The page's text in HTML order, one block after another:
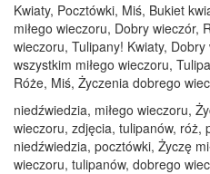
Kwiaty, Pocztówki, Miś, Bukiet
miłego wieczoru, Dobry wieczór,
wieczoru, Tulipany! Kwiaty,
wszystkim miłego wieczoru,
Róże, Miś, Życzenia dobrego
niedźwiedzia, miłego wieczoru,
wieczoru, zdjęcia, tulipanów, róż,
niedźwiedzia, pocztówki, Życzę
wieczoru, tulipanów, dobrego